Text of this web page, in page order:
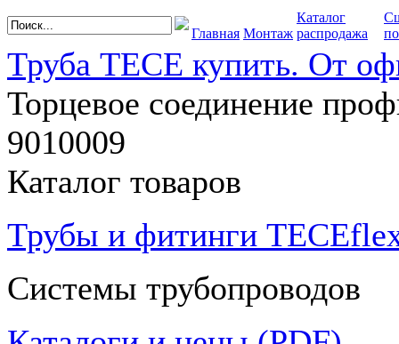
Главная Монтаж
Каталог
распродажа
Труба TECE купить. От
Торцевое соединение
9010009
Каталог товаров
Трубы и фитинги
Системы трубопроводов